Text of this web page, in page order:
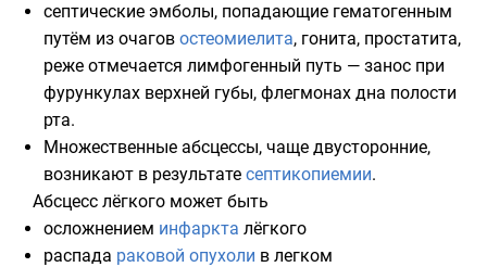
септические эмболы, попадающие гематогенным
путём из очагов остеомиелита, гонита, простатита,
реже отмечается лимфогенный путь — занос при
фурункулах верхней губы, флегмонах дна полости
рта.
Множественные абсцессы, чаще двусторонние,
возникают в результате септикопиемии.
Абсцесс лёгкого может быть
осложнением инфаркта лёгкого
распада раковой опухоли в легком